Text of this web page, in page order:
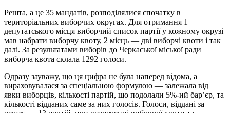
Решта, а це 35 мандатів, розподілялися спочатку в
територіальних виборчих округах. Для отримання 1
депутатського місця виборчий список партії у кожному окрузі
мав набрати виборчу квоту, 2 місць — дві виборчі квоти і так
далі. За результатами виборів до Черкаської міської ради
виборча квота склала 1292 голоси.
Одразу зауважу, що ця цифра не була наперед відома, а
вираховувалася за спеціальною формулою — залежала від
явки виборців, кількості партій, що подолали 5%-ий бар’єр, та
кількості відданих саме за них голосів. Голоси, віддані за